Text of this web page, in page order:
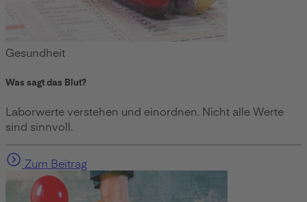
Gesundheit
Was sagt das Blut?
Laborwerte verstehen und einordnen. Nicht alle Werte
sind sinnvoll.
Zum Beitrag